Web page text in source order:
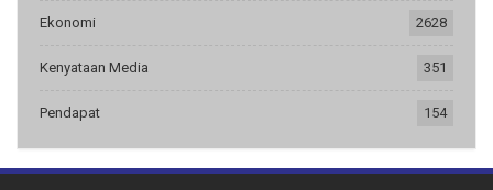
Ekonomi 2628
Kenyataan Media 351
Pendapat 154